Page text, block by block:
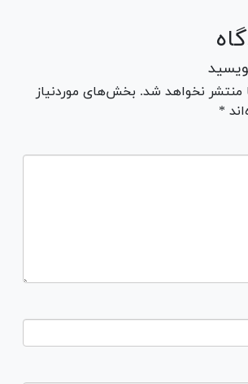
منتشر نخواهد شد. بخش‌های موردنیاز
*